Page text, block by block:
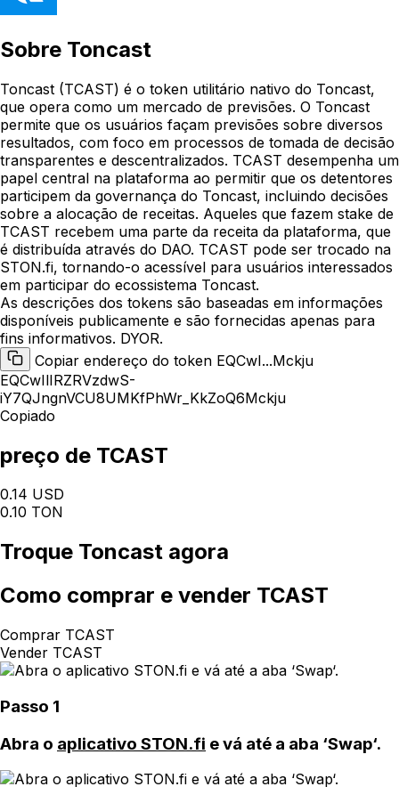
Sobre Toncast
Toncast (TCAST) é o token utilitário nativo do Toncast,
que opera como um mercado de previsões. O Toncast
permite que os usuários façam previsões sobre diversos
resultados, com foco em processos de tomada de decisão
transparentes e descentralizados. TCAST desempenha um
papel central na plataforma ao permitir que os detentores
participem da governança do Toncast, incluindo decisões
sobre a alocação de receitas. Aqueles que fazem stake de
TCAST recebem uma parte da receita da plataforma, que
é distribuída através do DAO. TCAST pode ser trocado na
STON.fi, tornando-o acessível para usuários interessados
em participar do ecossistema Toncast.
As descrições dos tokens são baseadas em informações
disponíveis publicamente e são fornecidas apenas para
fins informativos. DYOR.
Copiar endereço do token EQCwI...Mckju
EQCwIlIRZRVzdwS-
iY7QJngnVCU8UMKfPhWr_KkZoQ6Mckju
Copiado
preço de TCAST
0.14 USD
0.10 TON
Troque Toncast agora
Como comprar e vender TCAST
Comprar TCAST
Vender TCAST
Passo 1
Abra o aplicativo STON.fi e vá até a aba ‘Swap‘.